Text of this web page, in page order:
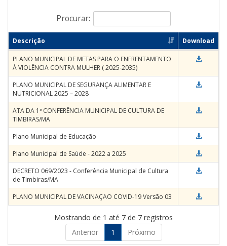
Procurar:
Descrição Download
PLANO MUNICIPAL DE METAS PARA O ENFRENTAMENTO
Á VIOLÊNCIA CONTRA MULHER ( 2025-2035)
PLANO MUNICIPAL DE SEGURANÇA ALIMENTAR E
NUTRICIONAL 2025 – 2028
ATA DA 1ª CONFERÊNCIA MUNICIPAL DE CULTURA DE
TIMBIRAS/MA
Plano Municipal de Educação
Plano Municipal de Saúde - 2022 a 2025
DECRETO 069/2023 - Conferência Municipal de Cultura
de Timbiras/MA
PLANO MUNICIPAL DE VACINAÇAO COVID-19 Versão 03
Mostrando de 1 até 7 de 7 registros
Anterior
1 Próximo